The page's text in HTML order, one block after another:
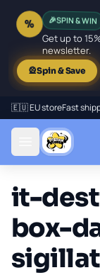
% 🎉SPIN & WIN
Get up to
newsletter.
🎡Spin & Save
🇪🇺 EU storeFast
it-
box-